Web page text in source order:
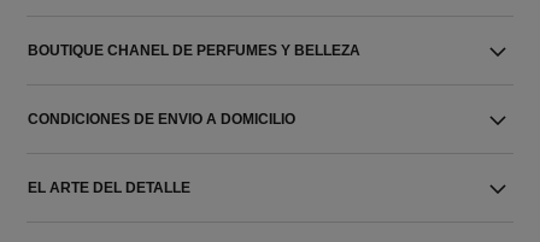
BOUTIQUE CHANEL DE PERFUMES Y BELLEZA
CONDICIONES DE ENVIO A DOMICILIO
EL ARTE DEL DETALLE